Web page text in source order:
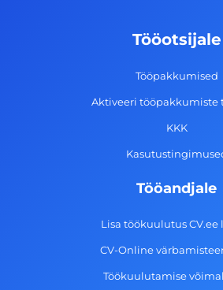
-
g
r
a
m
d
i
n
Tööotsijale
Tööpakkumised
Aktiveeri tööpakkumiste
KKK
Tööandjale
Lisa töökuulutus CV.ee
CV-Online
Töökuulutamise